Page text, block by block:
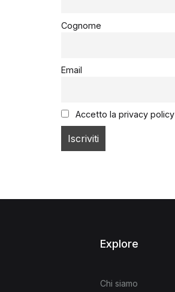
Cognome
Email
Accetto la privacy policy
Explore
Chi siamo